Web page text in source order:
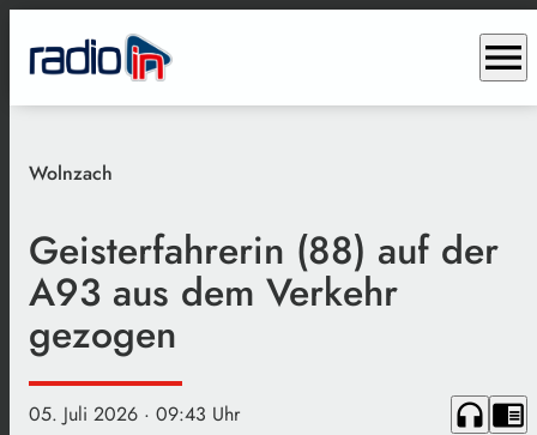
menu
Wolnzach
Geisterfahrerin (88) auf der
A93 aus dem Verkehr
gezogen
05. Juli 2026 · 09:43 Uhr headphones chrome_reader_mode